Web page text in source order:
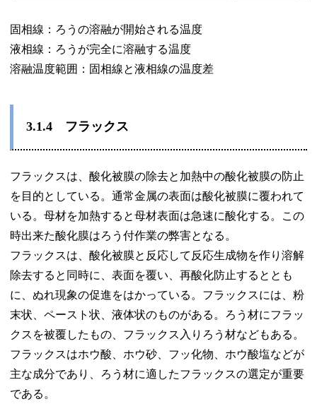
固相線：ろうの溶融が開始される温度
液相線：ろうが完全に溶融する温度
溶融温度範囲：固相線と液相線の温度差
3.1.4 フラックス
フラックスは、酸化被膜の除去と加熱中の酸化被膜の防止
を目的としている。通常金属の表面は酸化被膜に覆われて
いる。母材を加熱すると母材表面は急速に酸化する。この
時出来た酸化膜はろう付作業の弊害となる。
フラックスは、酸化被膜と反応して反応生成物を作り溶解
除去すると同時に、表面を覆い、再酸化防止するととも
に、ぬれ現象の促進をはかっている。フラックスには、粉
末状、ペースト状、液体状のものがある。ろう材にフラッ
クスを被覆したもの、フラックス入りろう材などもある。
フラックスはホウ酸、ホウ砂、フッ化物、ホウ酸塩などが
主な成分であり、ろう材に適したフラックスの選定が重要
である。